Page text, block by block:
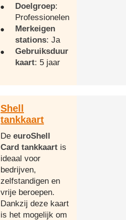
Doelgroep:
Professionelen
Merkeigen
stations: Ja
Gebruiksduur
kaart: 5 jaar
Shell
tankkaart
De euroShell
Card tankkaart is
ideaal voor
bedrijven,
zelfstandigen en
vrije beroepen.
Dankzij deze kaart
is het mogelijk om